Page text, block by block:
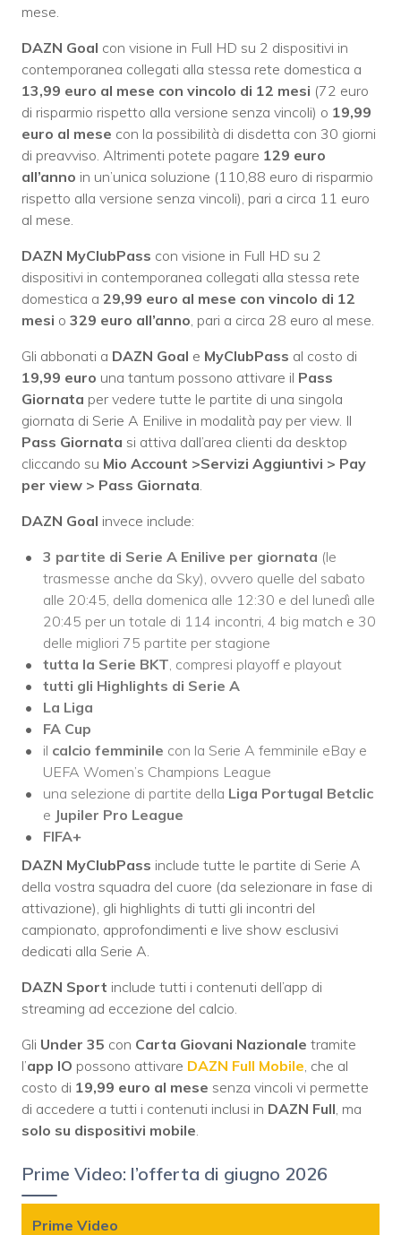
mese.
DAZN Goal con visione in Full HD su 2 dispositivi in
contemporanea collegati alla stessa rete domestica a
13,99 euro al mese con vincolo di 12 mesi (72 euro
di risparmio rispetto alla versione senza vincoli) o 19,99
euro al mese con la possibilità di disdetta con 30 giorni
di preavviso. Altrimenti potete pagare 129 euro
all’anno in un’unica soluzione (110,88 euro di risparmio
rispetto alla versione senza vincoli), pari a circa 11 euro
al mese.
DAZN MyClubPass con visione in Full HD su 2
dispositivi in contemporanea collegati alla stessa rete
domestica a 29,99 euro al mese con vincolo di 12
mesi o 329 euro all’anno , pari a circa 28 euro al mese.
Gli abbonati a DAZN Goal e MyClubPass al costo di
19,99 euro una tantum possono attivare il Pass
Giornata per vedere tutte le partite di una singola
giornata di Serie A Enilive in modalità pay per view. Il
Pass Giornata si attiva dall’area clienti da desktop
cliccando su Mio Account >Servizi Aggiuntivi > Pay
per view > Pass Giornata
DAZN Goal invece include:
3 partite di Serie A Enilive per giornata (le
trasmesse anche da Sky), ovvero quelle del sabato
alle 20:45, della domenica alle 12:30 e del lunedì alle
20:45 per un totale di 114 incontri, 4 big match e 30
delle migliori 75 partite per stagione
tutta la Serie BKT , compresi playoff e playout
tutti gli Highlights di Serie A
La Liga
FA Cup
il calcio femminile con la Serie A femminile eBay e
UEFA Women’s Champions League
una selezione di partite della Liga Portugal Betclic
e Jupiler Pro League
FIFA+
DAZN MyClubPass include tutte le partite di Serie A
della vostra squadra del cuore (da selezionare in fase di
attivazione), gli highlights di tutti gli incontri del
campionato, approfondimenti e live show esclusivi
dedicati alla Serie A.
DAZN Sport include tutti i contenuti dell’app di
streaming ad eccezione del calcio.
Gli Under 35 con Carta Giovani Nazionale tramite
l’app IO possono attivare DAZN Full Mobile , che al
costo di 19,99 euro al mese senza vincoli vi permette
di accedere a tutti i contenuti inclusi in DAZN Full , ma
solo su dispositivi mobile
Prime Video: l’offerta di giugno 2026
Prime Video